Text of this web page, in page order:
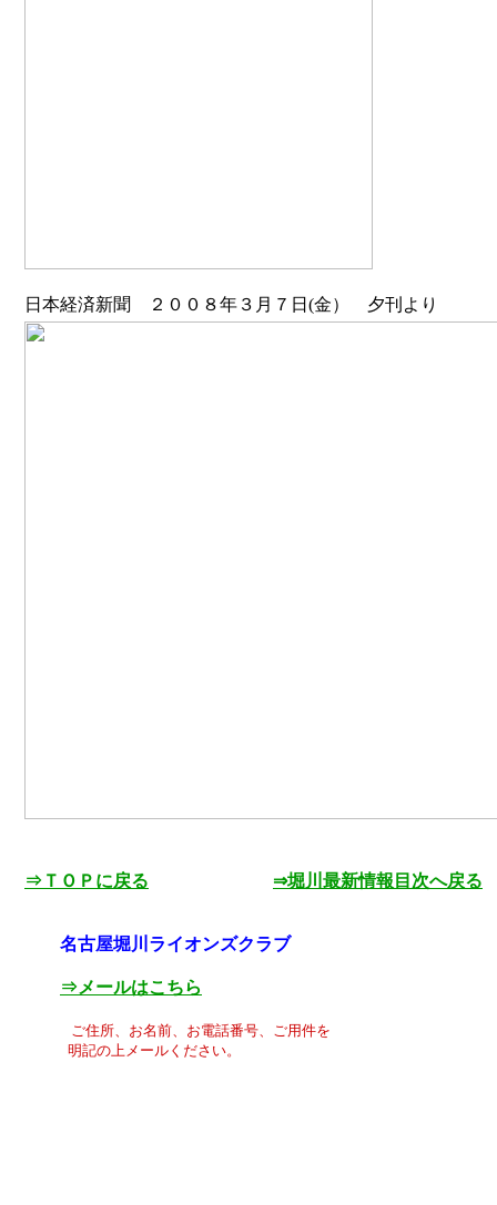
日本経済新聞 ２００８年３月７日(金） 夕刊より
⇒ＴＯＰに戻る ⇒堀川最新情報目次へ戻る
名古屋堀川ライオンズクラブ
⇒メールはこちら
ご住所、お名前、お電話番号、ご用件を
明記の上メールください。